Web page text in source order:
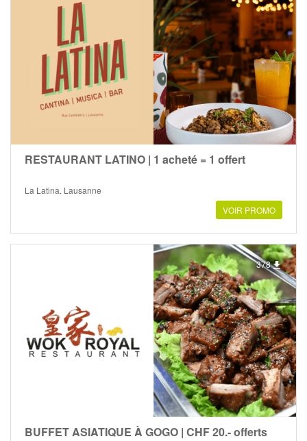
RESTAURANT LATINO | 1 acheté = 1 offert
La Latina, Lausanne
VOIR PROMO
378
BUFFET ASIATIQUE À GOGO | CHF 20.- offerts